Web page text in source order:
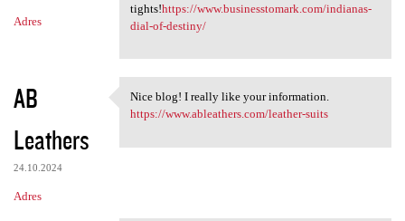
Adres
tights!https://www.businesstomark.com/indianas-
dial-of-destiny/
AB
Leathers
24.10.2024
Adres
Nice blog! I really like your
Nice blog! I really like your information.
https://www.ableathers.com/leather-suits